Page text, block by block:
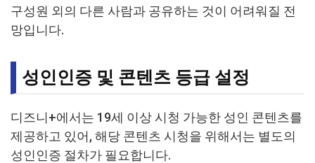
구성원 외의 다른 사람과 공유하는 것이 어려워질 전
망입니다.
성인인증 및 콘텐츠 등급 설정
디즈니+에서는 19세 이상 시청 가능한 성인 콘텐츠를
제공하고 있어, 해당 콘텐츠 시청을 위해서는 별도의
성인인증 절차가 필요합니다.